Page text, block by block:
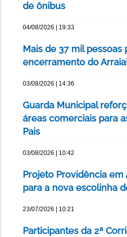
de ônibus
04/08/2026 | 19:33
Mais de 37 mil pessoas
encerramento do
03/08/2026 | 14:36
Guarda Municipal
áreas comerciais para
Pais
03/08/2026 | 10:42
Projeto Providência
para a nova escolinha
23/07/2026 | 10:21
Participantes da 2ª